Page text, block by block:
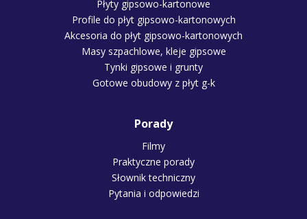
Płyty gipsowo-kartonowe
Profile do płyt gipsowo-kartonowych
Akcesoria do płyt gipsowo-kartonowych
Masy szpachlowe, kleje gipsowe
Tynki gipsowe i grunty
Gotowe obudowy z płyt g-k
Porady
Filmy
Praktyczne porady
Słownik techniczny
Pytania i odpowiedzi